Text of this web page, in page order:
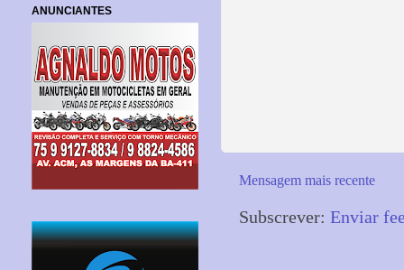
Mensagem mais recente
Subscrever: Enviar
ANUNCIANTES